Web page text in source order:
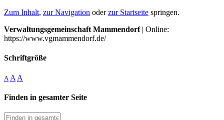
Zum Inhalt, zur Navigation oderzur Startseite springen.
Verwaltungsgemeinschaft Mammendorf| Online:
https://www.vgmammendorf.de/
Schriftgröße
A A A
Finden in gesamter Seite